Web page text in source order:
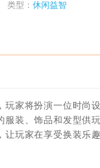
类型： 休闲益智
家将扮演一位时尚
装、饰品和发型供
玩家在享受换装乐